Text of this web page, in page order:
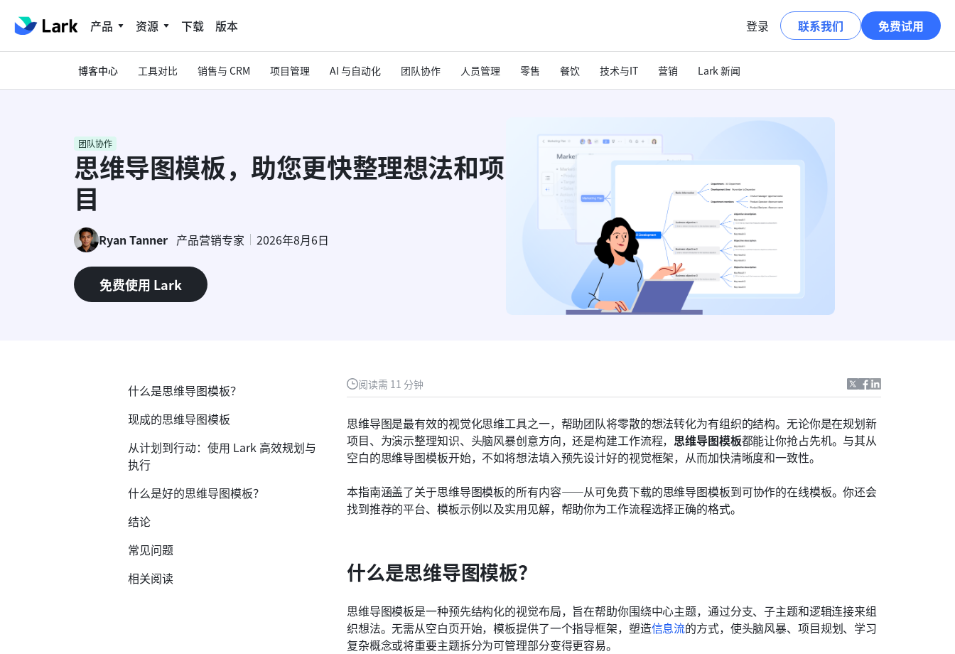
产品 资源 下载 版本 登录 联系我们 免费试用
博客中心 工具对比 销售与 CRM 项目管理 AI 与自动化 团队协作 人员管理 零售 餐饮 技术与IT 营销 Lark 新闻
团队协作
思维导图模板，助您更快整理想法和项
目
Ryan Tanner 产品营销专家 2026年8月6日
免费使用 Lark
阅读需 11 分钟
思维导图是最有效的视觉化思维工具之一，帮助团队将零散的想法转化为有组织的结构。无论你是在规划新
项目、为演示整理知识、头脑风暴创意方向，还是构建工作流程， 思维导图模板都能让你抢占先机。与其从
空白的思维导图模板开始，不如将想法填入预先设计好的视觉框架，从而加快清晰度和一致性。
本指南涵盖了关于思维导图模板的所有内容——从可免费下载的思维导图模板到可协作的在线模板。你还会
找到推荐的平台、模板示例以及实用见解，帮助你为工作流程选择正确的格式。
什么是思维导图模板？
思维导图模板是一种预先结构化的视觉布局，旨在帮助你围绕中心主题，通过分支、子主题和逻辑连接来组
织想法。无需从空白页开始，模板提供了一个指导框架，塑造信息流的方式，使头脑风暴、项目规划、学习
复杂概念或将重要主题拆分为可管理部分变得更容易。
什么是思维导图模板？
现成的思维导图模板
从计划到行动：使用 Lark 高效规划与
执行
什么是好的思维导图模板？
结论
常见问题
相关阅读